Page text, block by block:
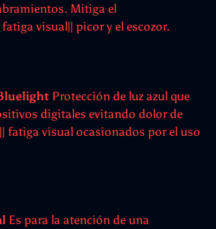
Mitiga el
visual|| picor y el escozor.
Protección de luz azul que
digitales evitando dolor de
fatiga visual ocasionados por el uso
Es para la atención de una